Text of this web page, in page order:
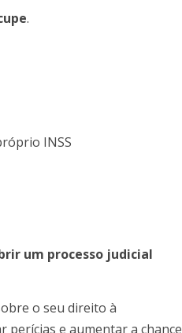
.
INSS
um processo judicial
o seu direito à
perícias e aumentar a chance